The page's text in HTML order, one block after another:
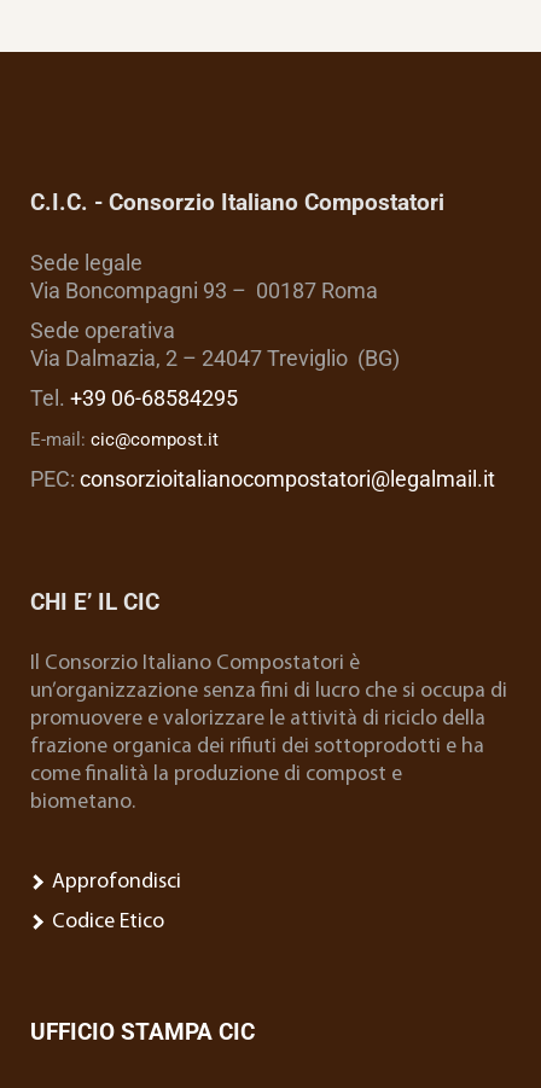
C.I.C. - Consorzio Italiano Compostatori
Sede legale
Via Boncompagni 93 – 00187 Roma
Sede operativa
Via Dalmazia, 2 – 24047 Treviglio (BG)
Tel. +39 06-68584295
E-mail: cic@compost.it
PEC: consorzioitalianocompostatori@legalmail.it
CHI E’ IL CIC
Il Consorzio Italiano Compostatori è
un’organizzazione senza fini di lucro che si occupa di
promuovere e valorizzare le attività di riciclo della
frazione organica dei rifiuti dei sottoprodotti e ha
come finalità la produzione di compost e
biometano.
Approfondisci
Codice Etico
UFFICIO STAMPA CIC